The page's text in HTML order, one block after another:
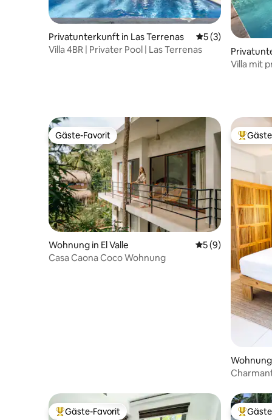
Privatunterkunft in Las Terrenas
5 (3)
Villa 4BR | Privater Pool | Las Terrenas
Villa mit
Gäste-Favorit
Gäste-Favorit
Wohnung in El Valle Durchschnittliche
5 (9)
Casa Caona Coco Wohnung
Beliebter Gäste-Favorit.
Gäste-Favorit